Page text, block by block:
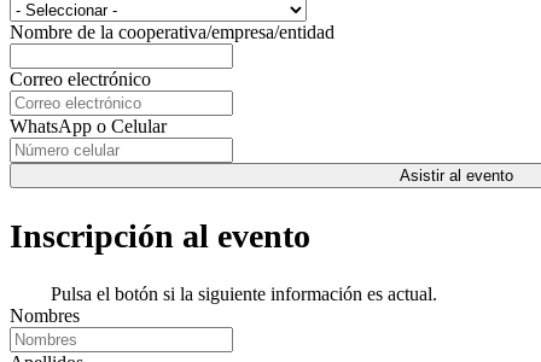
Nombre de la cooperativa/empresa/entidad
Correo electrónico
WhatsApp o Celular
Asistir al evento
Inscripción al evento
Pulsa el botón si la siguiente información es actual.
Nombres